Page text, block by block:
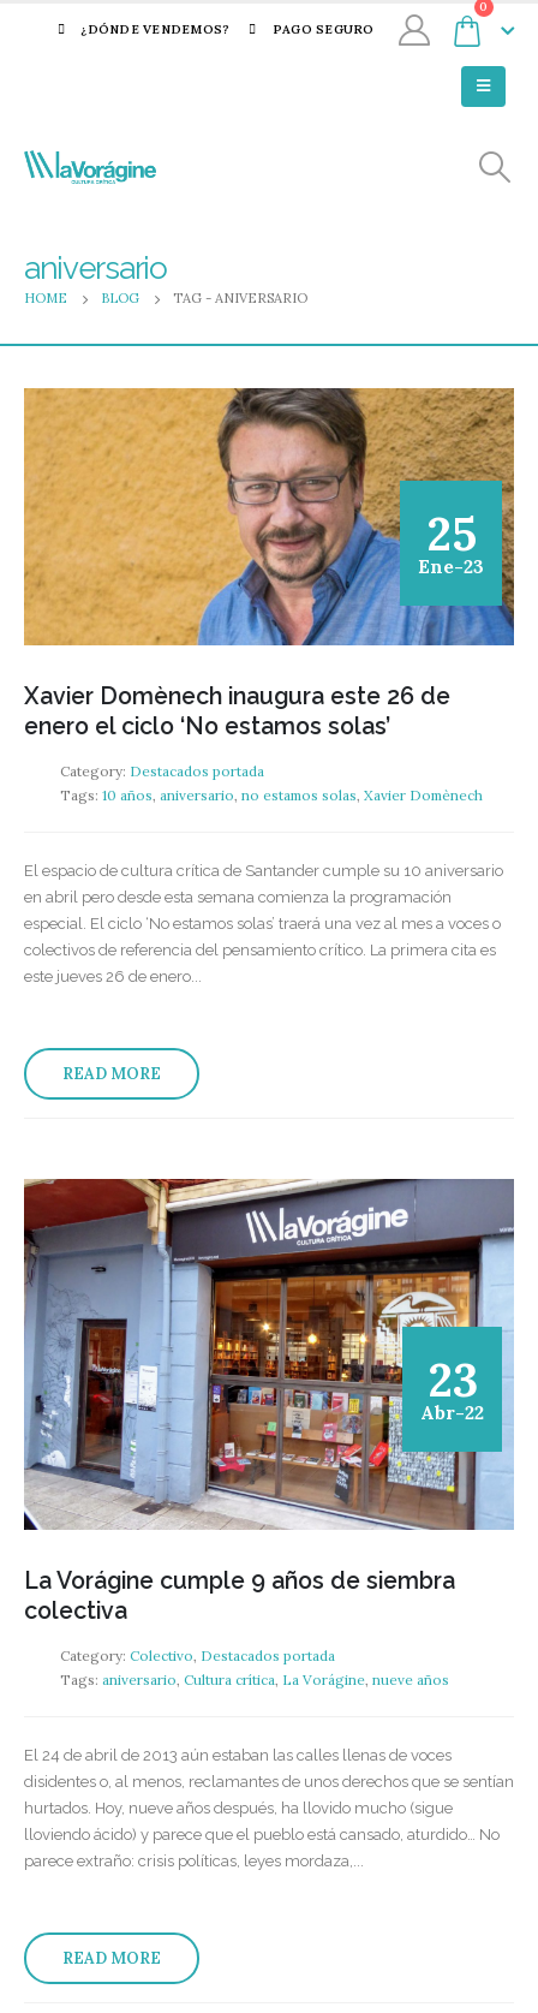
¿DÓNDE VENDEMOS? PAGO SEGURO
0
aniversario
HOME BLOG TAG - ANIVERSARIO
25
Ene-23
Xavier Domènech inaugura este 26 de
enero el ciclo ‘No estamos solas’
Category: Destacados portada
Tags: 10 años, aniversario, no estamos solas, Xavier Domènech
El espacio de cultura crítica de Santander cumple su 10 aniversario
en abril pero desde esta semana comienza la programación
especial. El ciclo ‘No estamos solas’ traerá una vez al mes a voces o
colectivos de referencia del pensamiento crítico. La primera cita es
este jueves 26 de enero...
READ MORE
23
Abr-22
La Vorágine cumple 9 años de siembra
colectiva
Category: Colectivo Destacados portada
Tags: aniversario Cultura crítica La Vorágine nueve años
El 24 de abril de 2013 aún estaban las calles llenas de voces
disidentes o, al menos, reclamantes de unos derechos que se sentían
hurtados. Hoy, nueve años después, ha llovido mucho (sigue
lloviendo ácido) y parece que el pueblo está cansado, aturdido… No
parece extraño: crisis políticas, leyes mordaza,...
READ MORE